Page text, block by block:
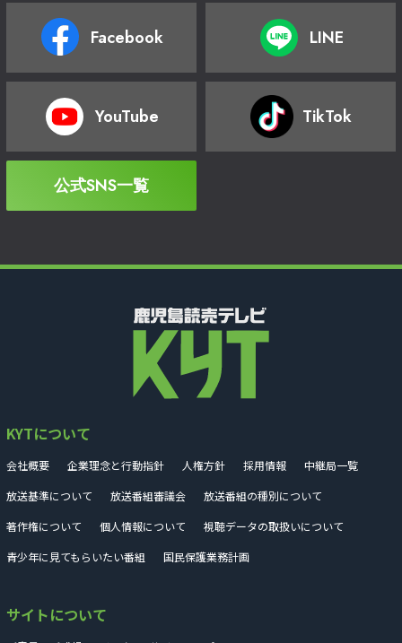
Facebook LINE
YouTube TikTok
公式SNS一覧
KYTについて
会社概要 企業理念と行動指針 人権方針 採用情報
中継局一覧
放送基準について
放送番組審議会
放送番組の種別について
著作権について
個人情報について
視聴データの取扱いについて
青少年に見てもらいたい番組
国民保護業務計画
サイトについて